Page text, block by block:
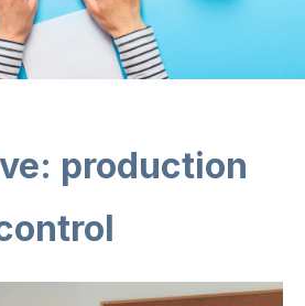
production